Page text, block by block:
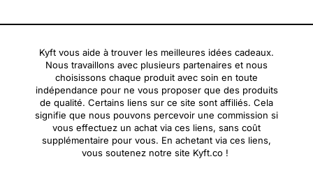
Kyft vous aide à trouver les meilleures idées cadeaux.
Nous travaillons avec plusieurs partenaires et nous
choisissons chaque produit avec soin en toute
indépendance pour ne vous proposer que des produits
de qualité. Certains liens sur ce site sont affiliés. Cela
signifie que nous pouvons percevoir une commission si
vous effectuez un achat via ces liens, sans coût
supplémentaire pour vous. En achetant via ces liens,
vous soutenez notre site Kyft.co !